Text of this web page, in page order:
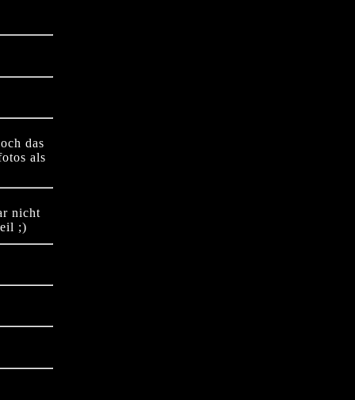
das
als
nicht
;)